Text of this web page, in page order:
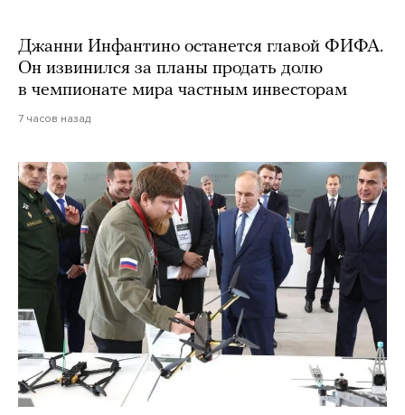
Джанни Инфантино останется главой ФИФА.
Он извинился за планы продать долю
в чемпионате мира частным инвесторам
7 часов назад